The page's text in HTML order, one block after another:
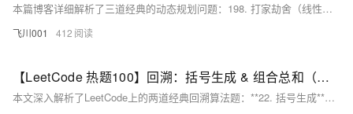
本篇博客详细解析了三道经典的动态规划问题：198. 打家劫舍（线性状态转移）、279. 完全平方数与322. 零钱兑换（完全背包问题）。通过 Go 语言实现，帮助读者掌握动态规划的核心思想及其实战技巧。从状态定义到转移方程，逐步剖析每道题的解法，并总结其异同点，助力解决更复杂的 DP 问题。适合初学者深入理解动态规划的应用场景和优化方法。
飞川001 412
【LeetCode 热题100】回溯：括号生成 & 组合总和（力扣22 / 39 ）（Go语言版）
本文深入解析了LeetCode上的两道经典回溯算法题：**22. 括号生成**与**39. 组合总和**。括号生成通过维护左右括号数量，确保路径合法并构造有效组合；组合总和则允许元素重复选择，利用剪枝优化搜索空间以找到所有满足目标和的组合。两者均需明确路径、选择列表及结束条件，同时合理运用剪枝策略提升效率。文章附有Go语言实现代码，助你掌握回溯算法的核心思想。